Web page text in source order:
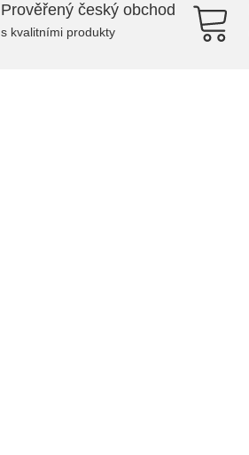
Prověřený český obchod
s kvalitními produkty